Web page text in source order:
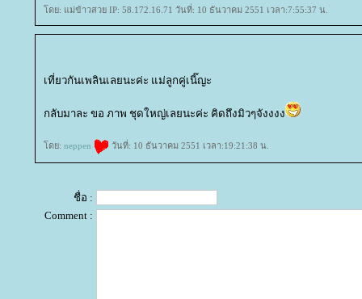
ดย: แม่ข้าวสวย IP: 58.172.16.71 วันที่: 10 ธันวาคม 2551 เวลา:7:55:37 น.
เที่ยวกันเพลินเลยนะค่ะ แม่ลูกคู่เนี๊ญะ
กลับมาละ ขอ ภาพ ชุดใหญ่เลยนะค่ะ คิดถึงมิวๆจังงงง
ดย: neppen วันที่: 10 ธันวาคม 2551 เวลา:19:21:38 น.
ชื่อ :
Comment :